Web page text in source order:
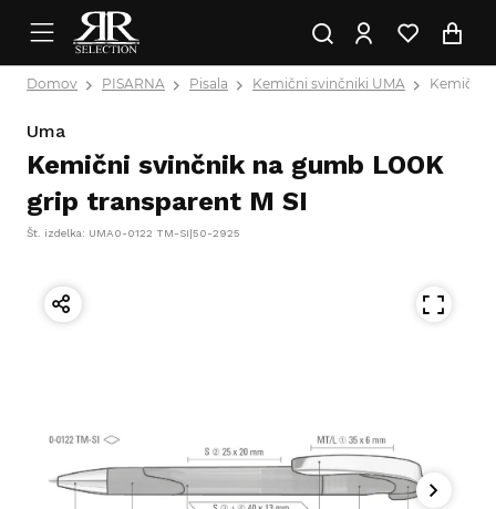
Domov PISARNA Pisala Kemični svinčniki UMA Kemični
Uma
Kemični svinčnik na gumb LOOK
grip transparent M SI
Št. izdelka: UMA0-0122 TM-SI|50-2925